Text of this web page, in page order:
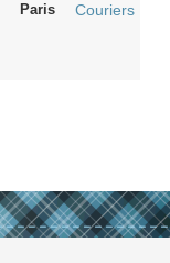
Paris Couriers